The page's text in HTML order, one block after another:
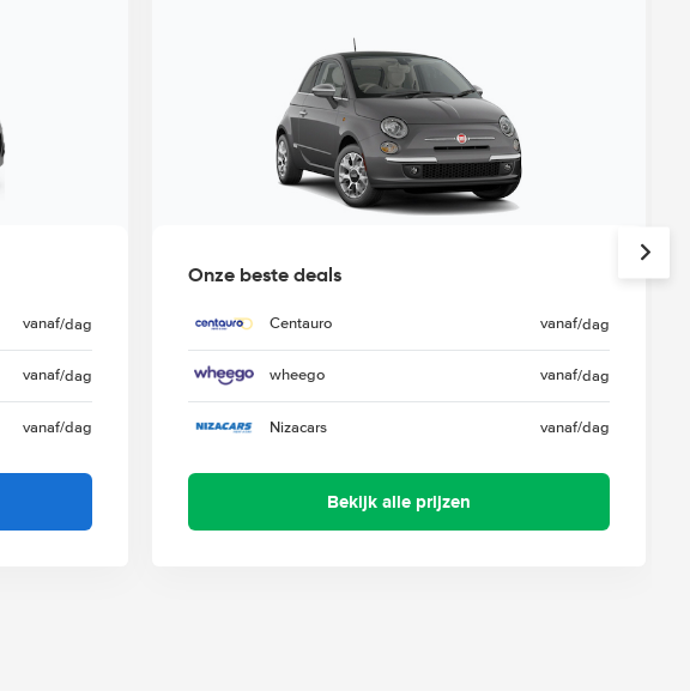
vanaf/dag
vanaf/dag
vanaf/dag
Onze beste deals
Centauro vanaf/dag
wheego vanaf/dag
Nizacars vanaf/dag
Bekijk alle prijzen